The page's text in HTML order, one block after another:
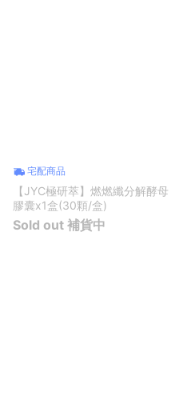
宅配商品
【JYC極研萃】燃燃纖分解酵母
膠囊x1盒(30顆/盒)
Sold out 補貨中